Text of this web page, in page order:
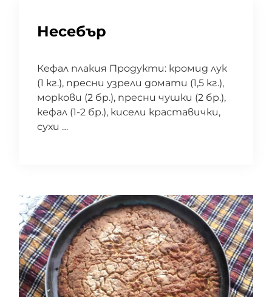
Несебър
Кефал плакия Продукти: кромид лук
(1 кг.), пресни узрели домати (1,5 кг.),
моркови (2 бр.), пресни чушки (2 бр.),
кефал (1-2 бр.), кисели краставички,
сухи …